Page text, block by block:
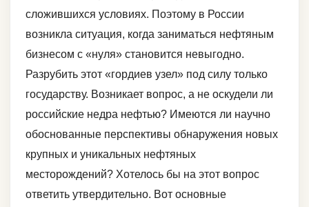
сложившихся условиях. Поэтому в России
возникла ситуация, когда заниматься нефтяным
бизнесом с «нуля» становится невыгодно.
Разрубить этот «гордиев узел» под силу только
государству. Возникает вопрос, а не оскудели ли
российские недра нефтью? Имеются ли научно
обоснованные перспективы обнаружения новых
крупных и уникальных нефтяных
месторождений? Хотелось бы на этот вопрос
ответить утвердительно. Вот основные